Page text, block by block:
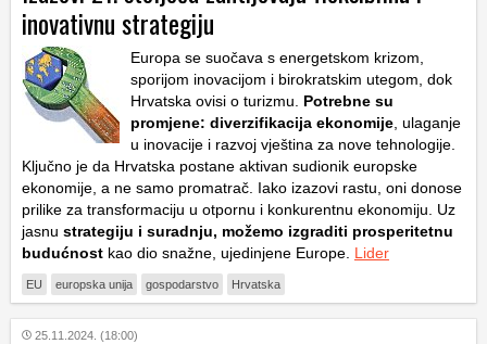
inovativnu strategiju
Europa se suočava s energetskom krizom,
sporijom inovacijom i birokratskim utegom, dok
Hrvatska ovisi o turizmu. Potrebne su
promjene: diverzifikacija ekonomije , ulaganje
u inovacije i razvoj vještina za nove tehnologije.
Ključno je da Hrvatska postane aktivan sudionik europske
ekonomije, a ne samo promatrač. Iako izazovi rastu, oni donose
prilike za transformaciju u otpornu i konkurentnu ekonomiju. Uz
jasnu strategiju i suradnju, možemo izgraditi prosperitetnu
budućnost kao dio snažne, ujedinjene Europe. Lider
EU europska unija gospodarstvo Hrvatska
25.11.2024. (18:00)